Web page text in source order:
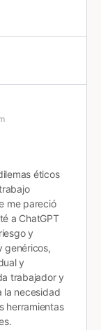
éticos
me pareció
a ChatGPT
y
genéricos,
y
trabajador y
la necesidad
herramientas